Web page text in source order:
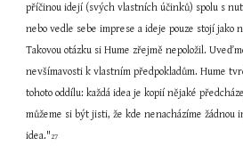
příčinou idejí (svých vlastních účinků) spolu s
nebo vedle sebe imprese a ideje pouze stojí jako
Takovou otázku si Hume zřejmě nepoložil.
nevšímavosti k vlastním předpokladům. Hume
tohoto oddílu: každá idea je kopií nějaké
můžeme si být jisti, že kde nenacházíme žádnou
idea."27